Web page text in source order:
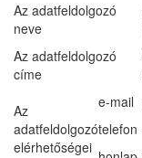
Az adatfeldolgozó
neve
Az adatfeldolgozó
címe
Az
adatfeldolgozó
elérhetőségei
e-mail
telefon